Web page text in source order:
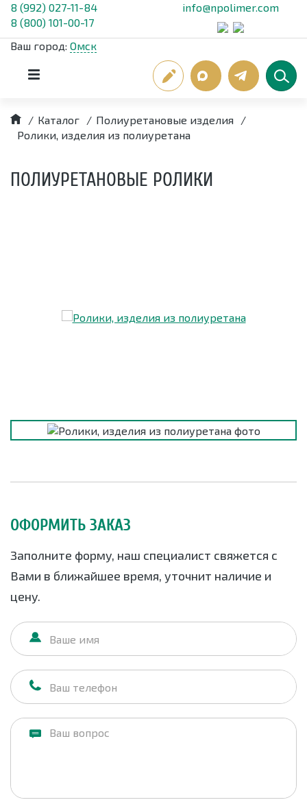
8 (992) 027-11-84
8 (800) 101-00-17
info@npolimer.com
Ваш город: Омск
/ Каталог / Полиуретановые изделия
/
Ролики, изделия из полиуретана
ПОЛИУРЕТАНОВЫЕ РОЛИКИ
ОФОРМИТЬ ЗАКАЗ
Заполните форму, наш специалист свяжется с
Вами в ближайшее время, уточнит наличие и
цену.